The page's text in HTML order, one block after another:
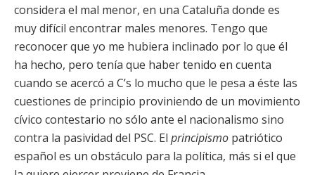
considera el mal menor, en una Cataluña donde es
muy difícil encontrar males menores. Tengo que
reconocer que yo me hubiera inclinado por lo que él
ha hecho, pero tenía que haber tenido en cuenta
cuando se acercó a C’s lo mucho que le pesa a éste las
cuestiones de principio proviniendo de un movimiento
cívico contestario no sólo ante el nacionalismo sino
contra la pasividad del PSC. El principismo patriótico
español es un obstáculo para la política, más si el que